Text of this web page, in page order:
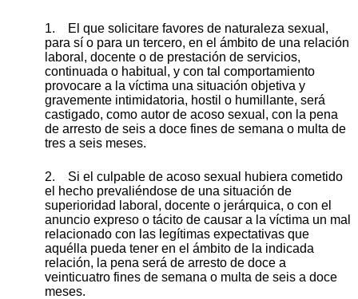
1. El que solicitare favores de naturaleza sexual,
para sí o para un tercero, en el ámbito de una relación
laboral, docente o de prestación de servicios,
continuada o habitual, y con tal comportamiento
provocare a la víctima una situación objetiva y
gravemente intimidatoria, hostil o humillante, será
castigado, como autor de acoso sexual, con la pena
de arresto de seis a doce fines de semana o multa de
tres a seis meses.
2. Si el culpable de acoso sexual hubiera cometido
el hecho prevaliéndose de una situación de
superioridad laboral, docente o jerárquica, o con el
anuncio expreso o tácito de causar a la víctima un mal
relacionado con las legítimas expectativas que
aquélla pueda tener en el ámbito de la indicada
relación, la pena será de arresto de doce a
veinticuatro fines de semana o multa de seis a doce
meses.